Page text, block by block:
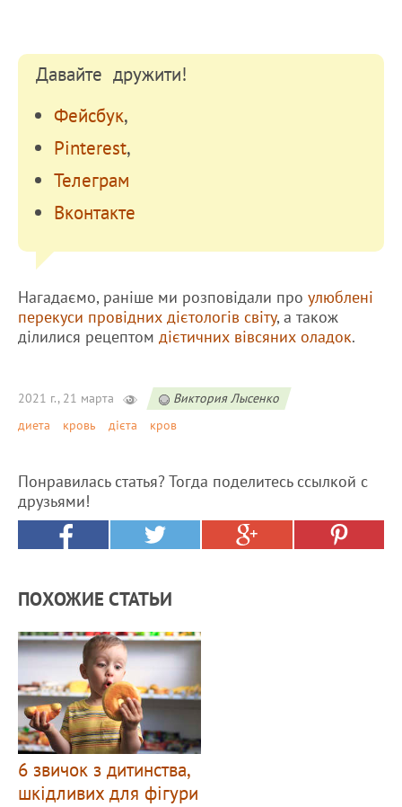
Давайте дружити!
Фейсбук,
Pinterest,
Телеграм
Вконтакте
Нагадаємо, раніше ми розповідали про улюблені
перекуси провідних дієтологів світу, а також
ділилися рецептом дієтичних вівсяних оладок.
2021 г., 21 марта
Виктория Лысенко
диета
кровь дієта кров
Понравилась статья? Тогда поделитесь ссылкой с
друзьями!
ПОХОЖИЕ СТАТЬИ
6 звичок з дитинства,
шкідливих для фігури